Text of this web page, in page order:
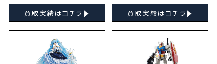
買取実績はコチラ ▸ 買取実績はコチラ ▸